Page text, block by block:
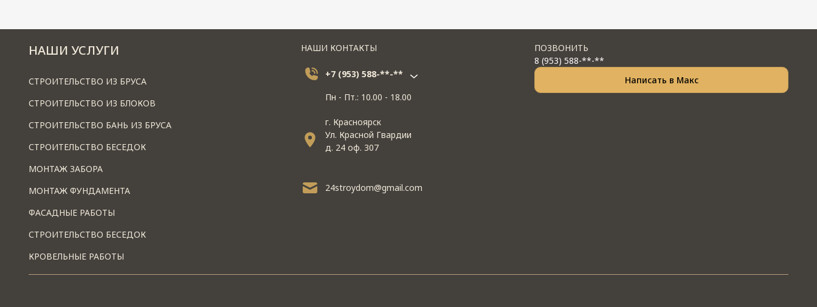
НАШИ УСЛУГИ
СТРОИТЕЛЬСТВО ИЗ БРУСА
СТРОИТЕЛЬСТВО ИЗ БЛОКОВ
СТРОИТЕЛЬСТВО БАНЬ ИЗ БРУСА
СТРОИТЕЛЬСТВО БЕСЕДОК
МОНТАЖ ЗАБОРА
МОНТАЖ ФУНДАМЕНТА
ФАСАДНЫЕ РАБОТЫ
СТРОИТЕЛЬСТВО БЕСЕДОК
КРОВЕЛЬНЫЕ РАБОТЫ
НАШИ КОНТАКТЫ
+7 (953) 588-**-**
Пн - Пт.: 10.00 - 18.00
г. Красноярск
Ул. Красной Гвардии
д. 24 оф. 307
24stroydom@gmail.com
ПОЗВОНИТЬ
8 (953) 588-**-**
Написать в Макс